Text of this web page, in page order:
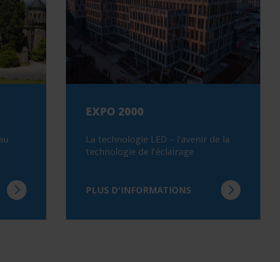
EXPO 2000
La technologie LED – l'avenir de la
technologie de l'éclairage
PLUS D'INFORMATIONS